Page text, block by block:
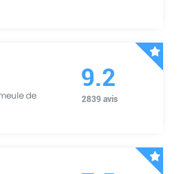
de
9.2
2839 avis